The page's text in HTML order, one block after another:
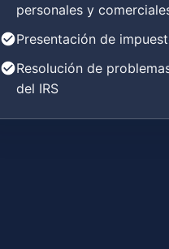
personales y
Presentación de
Resolución de
del IRS